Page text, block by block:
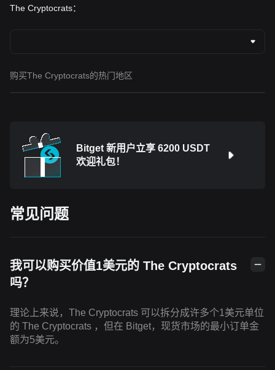
The Cryptocrats：
购买The Cryptocrats的热门地区
Bitget 新用户立享 6200 USDT
欢迎礼包！
常见问题
我可以购买价值1美元的 The Cryptocrats
吗？
理论上来说，The Cryptocrats 可以拆分成许多个1美元单位
的 The Cryptocrats ，但在 Bitget，现货市场的最小订单金
额为5美元。